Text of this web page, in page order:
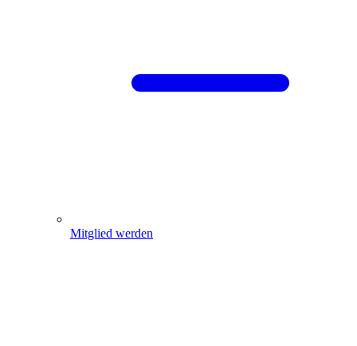
Mitglied werden